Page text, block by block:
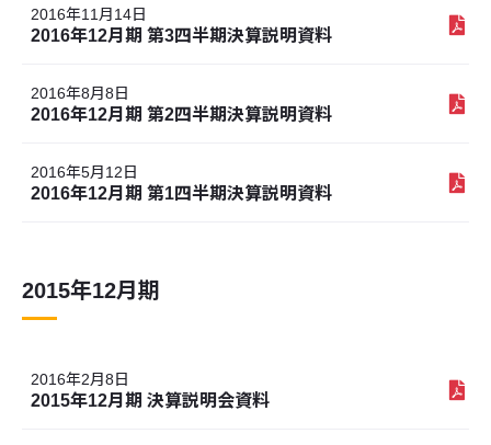
2016年11月14日
2016年12月期 第3四半期決算説明資料
2016年8月8日
2016年12月期 第2四半期決算説明資料
2016年5月12日
2016年12月期 第1四半期決算説明資料
2015年12月期
2016年2月8日
2015年12月期 決算説明会資料